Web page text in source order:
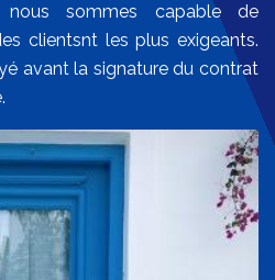
sommes capable de
clientsnt les plus exigeants.
avant la signature du contrat